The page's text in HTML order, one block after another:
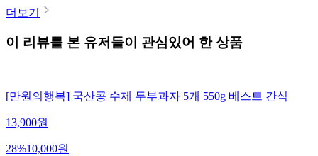
더보기
이 리뷰를 본 유저들이 관심있어 한 상품
[만원의행복] 국산콩 수제 두부과자 5개 550g 베스트 간식
13,900원
28%10,000원